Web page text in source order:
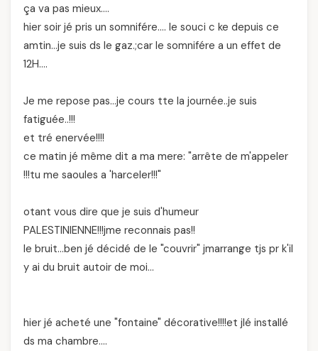
ça va pas mieux….
hier soir jé pris un somnifére…. le souci c ke depuis ce
amtin…je suis ds le gaz.;car le somnifére a un effet de
12H….
Je me repose pas…je cours tte la journée..je suis
fatiguée..!!!
et tré enervée!!!!
ce matin jé même dit a ma mere: "arrête de m'appeler
!!!tu me saoules a 'harceler!!!"
otant vous dire que je suis d'humeur
PALESTINIENNE!!!jme reconnais pas!!
le bruit…ben jé décidé de le "couvrir" jmarrange tjs pr k'il
y ai du bruit autoir de moi…
hier jé acheté une "fontaine" décorative!!!!et jlé installé
ds ma chambre….